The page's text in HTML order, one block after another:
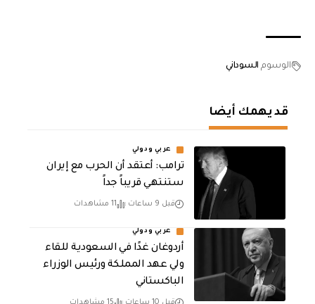
الوسوم السوداني
قد يهمك أيضا
عربي ودولي
‏ترامب: أعتقد أن الحرب مع إيران
ستنتهي قريباً جداً
قبل 9 ساعات 11 مشاهدات
عربي ودولي
أردوغان غدًا في السعودية للقاء
ولي عهد المملكة ورئيس الوزراء
الباكستاني